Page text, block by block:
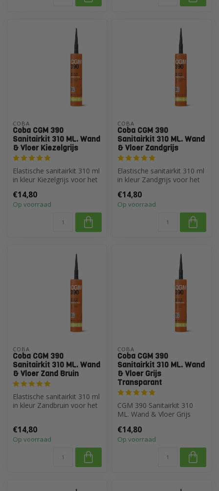
COBA
Coba CGM 390
Sanitairkit 310 ML. Wand
& Vloer Kiezelgrijs
Elastische sanitairkit 310 ml
in kleur Kiezelgrijs voor het
€14,80
Op voorraad
COBA
Coba CGM 390
Sanitairkit 310 ML. Wand
& Vloer Zandgrijs
Elastische sanitairkit 310 ml
in kleur Zandgrijs voor het
€14,80
Op voorraad
COBA
Coba CGM 390
Sanitairkit 310 ML. Wand
& Vloer Zand Bruin
Elastische sanitairkit 310 ml
in kleur Zandbruin voor het
€14,80
Op voorraad
COBA
Coba CGM 390
Sanitairkit 310 ML. Wand
& Vloer Grijs
Transparant
CGM 390 Sanitairkit 310
ML. Wand & Vloer Grijs
€14,80
Op voorraad